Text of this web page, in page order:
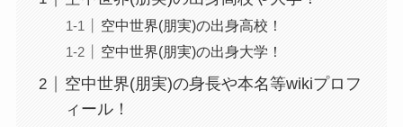
空中世界(朋実)の出身高校！
空中世界(朋実)の出身大学！
空中世界(朋実)の身長や本名等wikiプロフ
ィール！